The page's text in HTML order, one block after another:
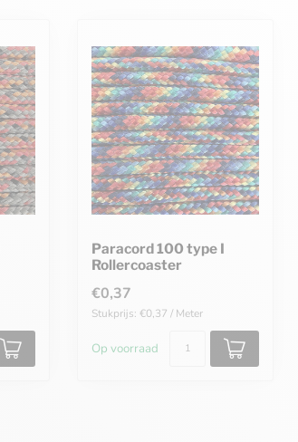
Paracord 100 type I
Rollercoaster
€0,37
Stukprijs: €0,37 / Meter
Op voorraad